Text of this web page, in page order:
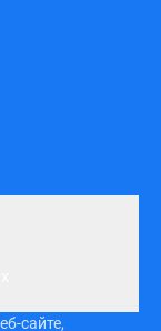
сайте,